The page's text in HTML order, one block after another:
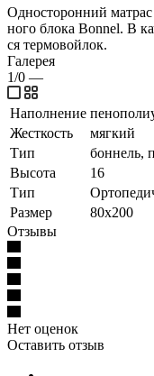
Од­носто­рон­ний
но­го бло­ка Bonnel. В
ся тер­мо­вой­лок.
Галерея
1/0 —
Наполнение
Жесткость
мягкий
Тип
боннель,
Высота
16
Тип
Размер
80x200
Отзывы
Нет оценок
Оставить отзыв